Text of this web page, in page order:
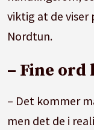
miljøarbeidere
yrkesgrupper
Kilde:
viktig at de viser
Nordtun.
– Fine
– Det kommer
men det de i